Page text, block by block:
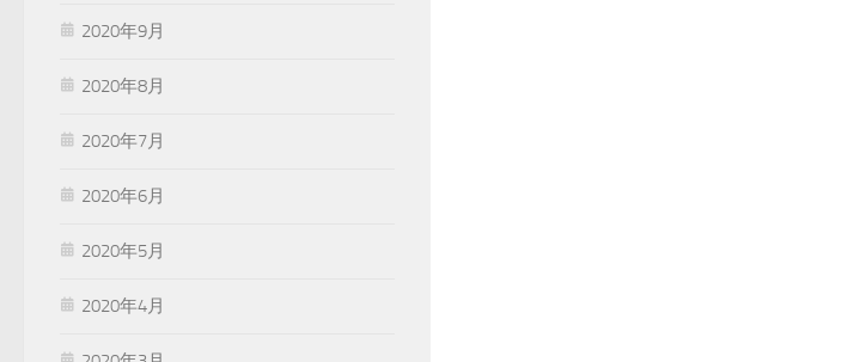
2020年9月
2020年8月
2020年7月
2020年6月
2020年5月
2020年4月